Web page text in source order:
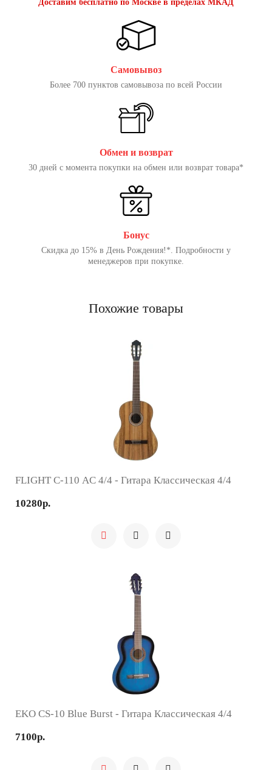
Доставим бесплатно по Москве в пределах МКАД
Самовывоз
Более 700 пунктов самовывоза по всей России
Обмен и возврат
30 дней с момента покупки на обмен или возврат товара*
Бонус
Скидка до 15% в День Рождения!*. Подробности у
менеджеров при покупке.
Похожие товары
FLIGHT C-110 AC 4/4 - Гитара Классическая 4/4
10280р.
EKO CS-10 Blue Burst - Гитара Классическая 4/4
7100р.